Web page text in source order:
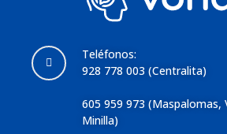
Teléfonos:
928 778 003 (Centralita)
605 959 973 (Maspalomas,
Minilla)